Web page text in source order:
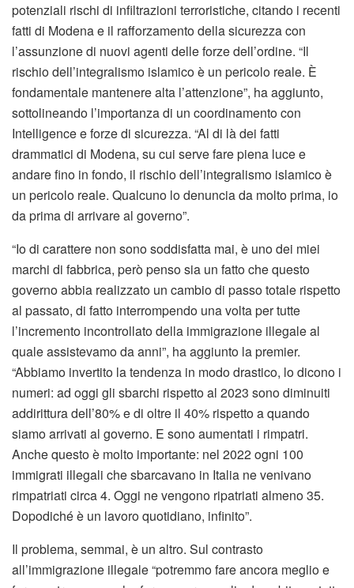
potenziali rischi di infiltrazioni terroristiche, citando i recenti
fatti di Modena e il rafforzamento della sicurezza con
l’assunzione di nuovi agenti delle forze dell’ordine. “Il
rischio dell’integralismo islamico è un pericolo reale. È
fondamentale mantenere alta l’attenzione”, ha aggiunto,
sottolineando l’importanza di un coordinamento con
Intelligence e forze di sicurezza. “Al di là dei fatti
drammatici di Modena, su cui serve fare piena luce e
andare fino in fondo, il rischio dell’integralismo islamico è
un pericolo reale. Qualcuno lo denuncia da molto prima, io
da prima di arrivare al governo”.
“Io di carattere non sono soddisfatta mai, è uno dei miei
marchi di fabbrica, però penso sia un fatto che questo
governo abbia realizzato un cambio di passo totale rispetto
al passato, di fatto interrompendo una volta per tutte
l’incremento incontrollato della immigrazione illegale al
quale assistevamo da anni”, ha aggiunto la premier.
“Abbiamo invertito la tendenza in modo drastico, lo dicono i
numeri: ad oggi gli sbarchi rispetto al 2023 sono diminuiti
addirittura dell’80% e di oltre il 40% rispetto a quando
siamo arrivati al governo. E sono aumentati i rimpatri.
Anche questo è molto importante: nel 2022 ogni 100
immigrati illegali che sbarcavano in Italia ne venivano
rimpatriati circa 4. Oggi ne vengono ripatriati almeno 35.
Dopodiché è un lavoro quotidiano, infinito”.
Il problema, semmai, è un altro. Sul contrasto
all’immigrazione illegale “potremmo fare ancora meglio e